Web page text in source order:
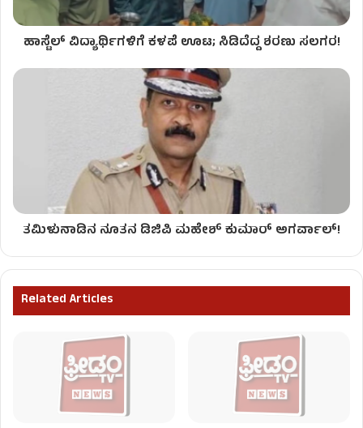
ಹಾಸ್ಟೆಲ್ ವಿದ್ಯಾರ್ಥಿಗಳಿಗೆ ಕಳಪೆ ಊಟ; ಸಿಡಿದೆದ್ದ ಶರಣು ಸಲಗರ!
ತಮಿಳುನಾಡಿನ ನೂತನ ಡಿಜಿಪಿ ಮಹೇಶ್ ಕುಮಾರ್ ಅಗರ್ವಾಲ್!
Related Articles